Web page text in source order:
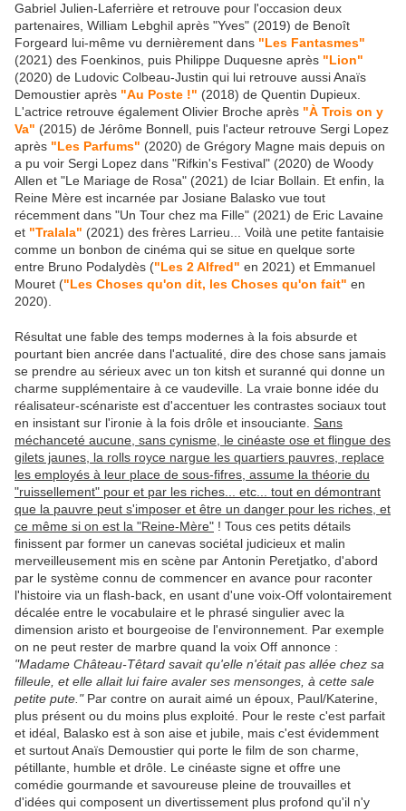
Gabriel Julien-Laferrière et retrouve pour l'occasion deux
partenaires, William Lebghil après "Yves" (2019) de Benoît
Forgeard lui-même vu dernièrement dans "Les Fantasmes"
(2021) des Foenkinos, puis Philippe Duquesne après "Lion"
(2020) de Ludovic Colbeau-Justin qui lui retrouve aussi Anaïs
Demoustier après "Au Poste !" (2018) de Quentin Dupieux.
L'actrice retrouve également Olivier Broche après "À Trois on y
Va" (2015) de Jérôme Bonnell, puis l'acteur retrouve Sergi Lopez
après "Les Parfums" (2020) de Grégory Magne mais depuis on
a pu voir Sergi Lopez dans "Rifkin's Festival" (2020) de Woody
Allen et "Le Mariage de Rosa" (2021) de Iciar Bollain. Et enfin, la
Reine Mère est incarnée par Josiane Balasko vue tout
récemment dans "Un Tour chez ma Fille" (2021) de Eric Lavaine
et "Tralala" (2021) des frères Larrieu... Voilà une petite fantaisie
comme un bonbon de cinéma qui se situe en quelque sorte
entre Bruno Podalydès ("Les 2 Alfred" en 2021) et Emmanuel
Mouret ("Les Choses qu'on dit, les Choses qu'on fait" en
2020).
Résultat une fable des temps modernes à la fois absurde et
pourtant bien ancrée dans l'actualité, dire des chose sans jamais
se prendre au sérieux avec un ton kitsh et suranné qui donne un
charme supplémentaire à ce vaudeville. La vraie bonne idée du
réalisateur-scénariste est d'accentuer les contrastes sociaux tout
en insistant sur l'ironie à la fois drôle et insouciante. Sans
méchanceté aucune, sans cynisme, le cinéaste ose et flingue des
gilets jaunes, la rolls royce nargue les quartiers pauvres, replace
les employés à leur place de sous-fifres, assume la théorie du
"ruissellement" pour et par les riches... etc... tout en démontrant
que la pauvre peut s'imposer et être un danger pour les riches, et
ce même si on est la "Reine-Mère" ! Tous ces petits détails
finissent par former un canevas sociétal judicieux et malin
merveilleusement mis en scène par Antonin Peretjatko, d'abord
par le système connu de commencer en avance pour raconter
l'histoire via un flash-back, en usant d'une voix-Off volontairement
décalée entre le vocabulaire et le phrasé singulier avec la
dimension aristo et bourgeoise de l'environnement. Par exemple
on ne peut rester de marbre quand la voix Off annonce :
"Madame Château-Têtard savait qu'elle n'était pas allée chez sa
filleule, et elle allait lui faire avaler ses mensonges, à cette sale
petite pute."Par contre on aurait aimé un époux, Paul/Katerine,
plus présent ou du moins plus exploité. Pour le reste c'est parfait
et idéal, Balasko est à son aise et jubile, mais c'est évidemment
et surtout Anaïs Demoustier qui porte le film de son charme,
pétillante, humble et drôle. Le cinéaste signe et offre une
comédie gourmande et savoureuse pleine de trouvailles et
d'idées qui composent un divertissement plus profond qu'il n'y